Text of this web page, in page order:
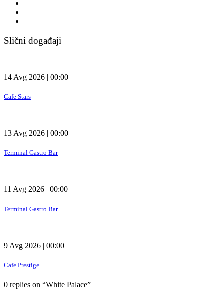
Slični događaji
14 Avg 2026 | 00:00
Cafe Stars
13 Avg 2026 | 00:00
Terminal Gastro Bar
11 Avg 2026 | 00:00
Terminal Gastro Bar
9 Avg 2026 | 00:00
Cafe Prestige
0 replies on “White Palace”